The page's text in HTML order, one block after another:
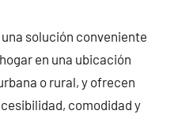
solución conveniente
en una ubicación
o rural, y ofrecen
comodidad y